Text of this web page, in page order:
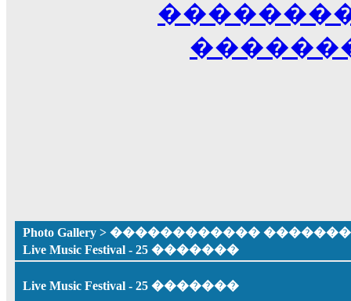
Photo Gallery > ������������ ��������
Live Music Festival - 25 �������
Live Music Festival - 25 �������